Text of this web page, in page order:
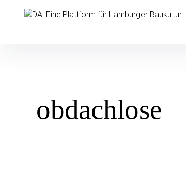
überspringenDA. Eine Plattform für
obdachlose